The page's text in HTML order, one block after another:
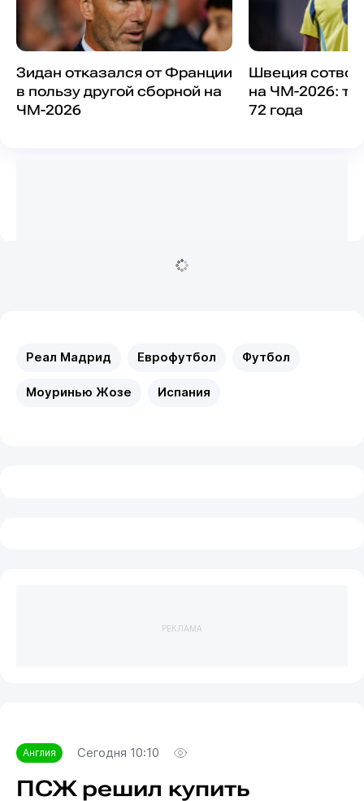
Зидан отказался от Франции
в пользу другой сборной на
ЧМ-2026
Швеция
на ЧМ-2026:
72 года
Реал Мадрид Еврофутбол Футбол
Моуринью Жозе Испания
РЕКЛАМА
Англия Сегодня 10:10
ПСЖ решил купить